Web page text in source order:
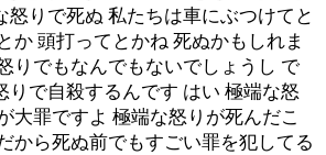
怒りで死ぬ 私たちは車にぶつけてと
か 頭打ってとかね 死ぬかもしれま
りでもなんでもないでしょうし で
りで自殺するんです はい 極端な怒
大罪ですよ 極端な怒りが死んだこ
から死ぬ前でもすごい罪を犯してる